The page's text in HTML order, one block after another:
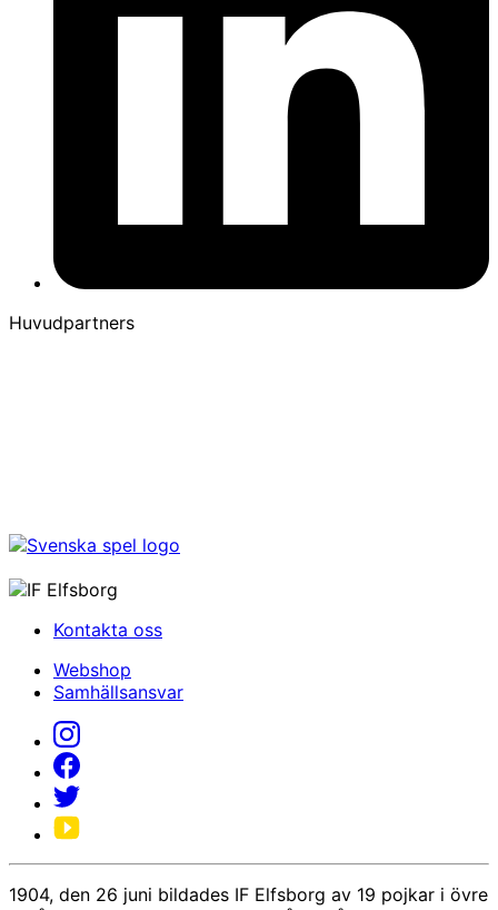
Huvudpartners
Kontakta oss
Webshop
Samhällsansvar
1904, den 26 juni bildades IF Elfsborg av 19 pojkar i övre